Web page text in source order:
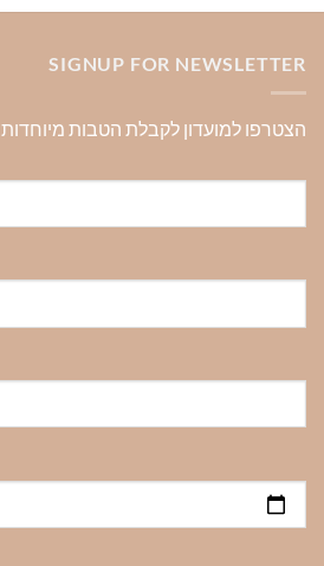
SIGNUP FOR NEWSLETTER
הצטרפו למועדון לקבלת הטבות מיוחדות